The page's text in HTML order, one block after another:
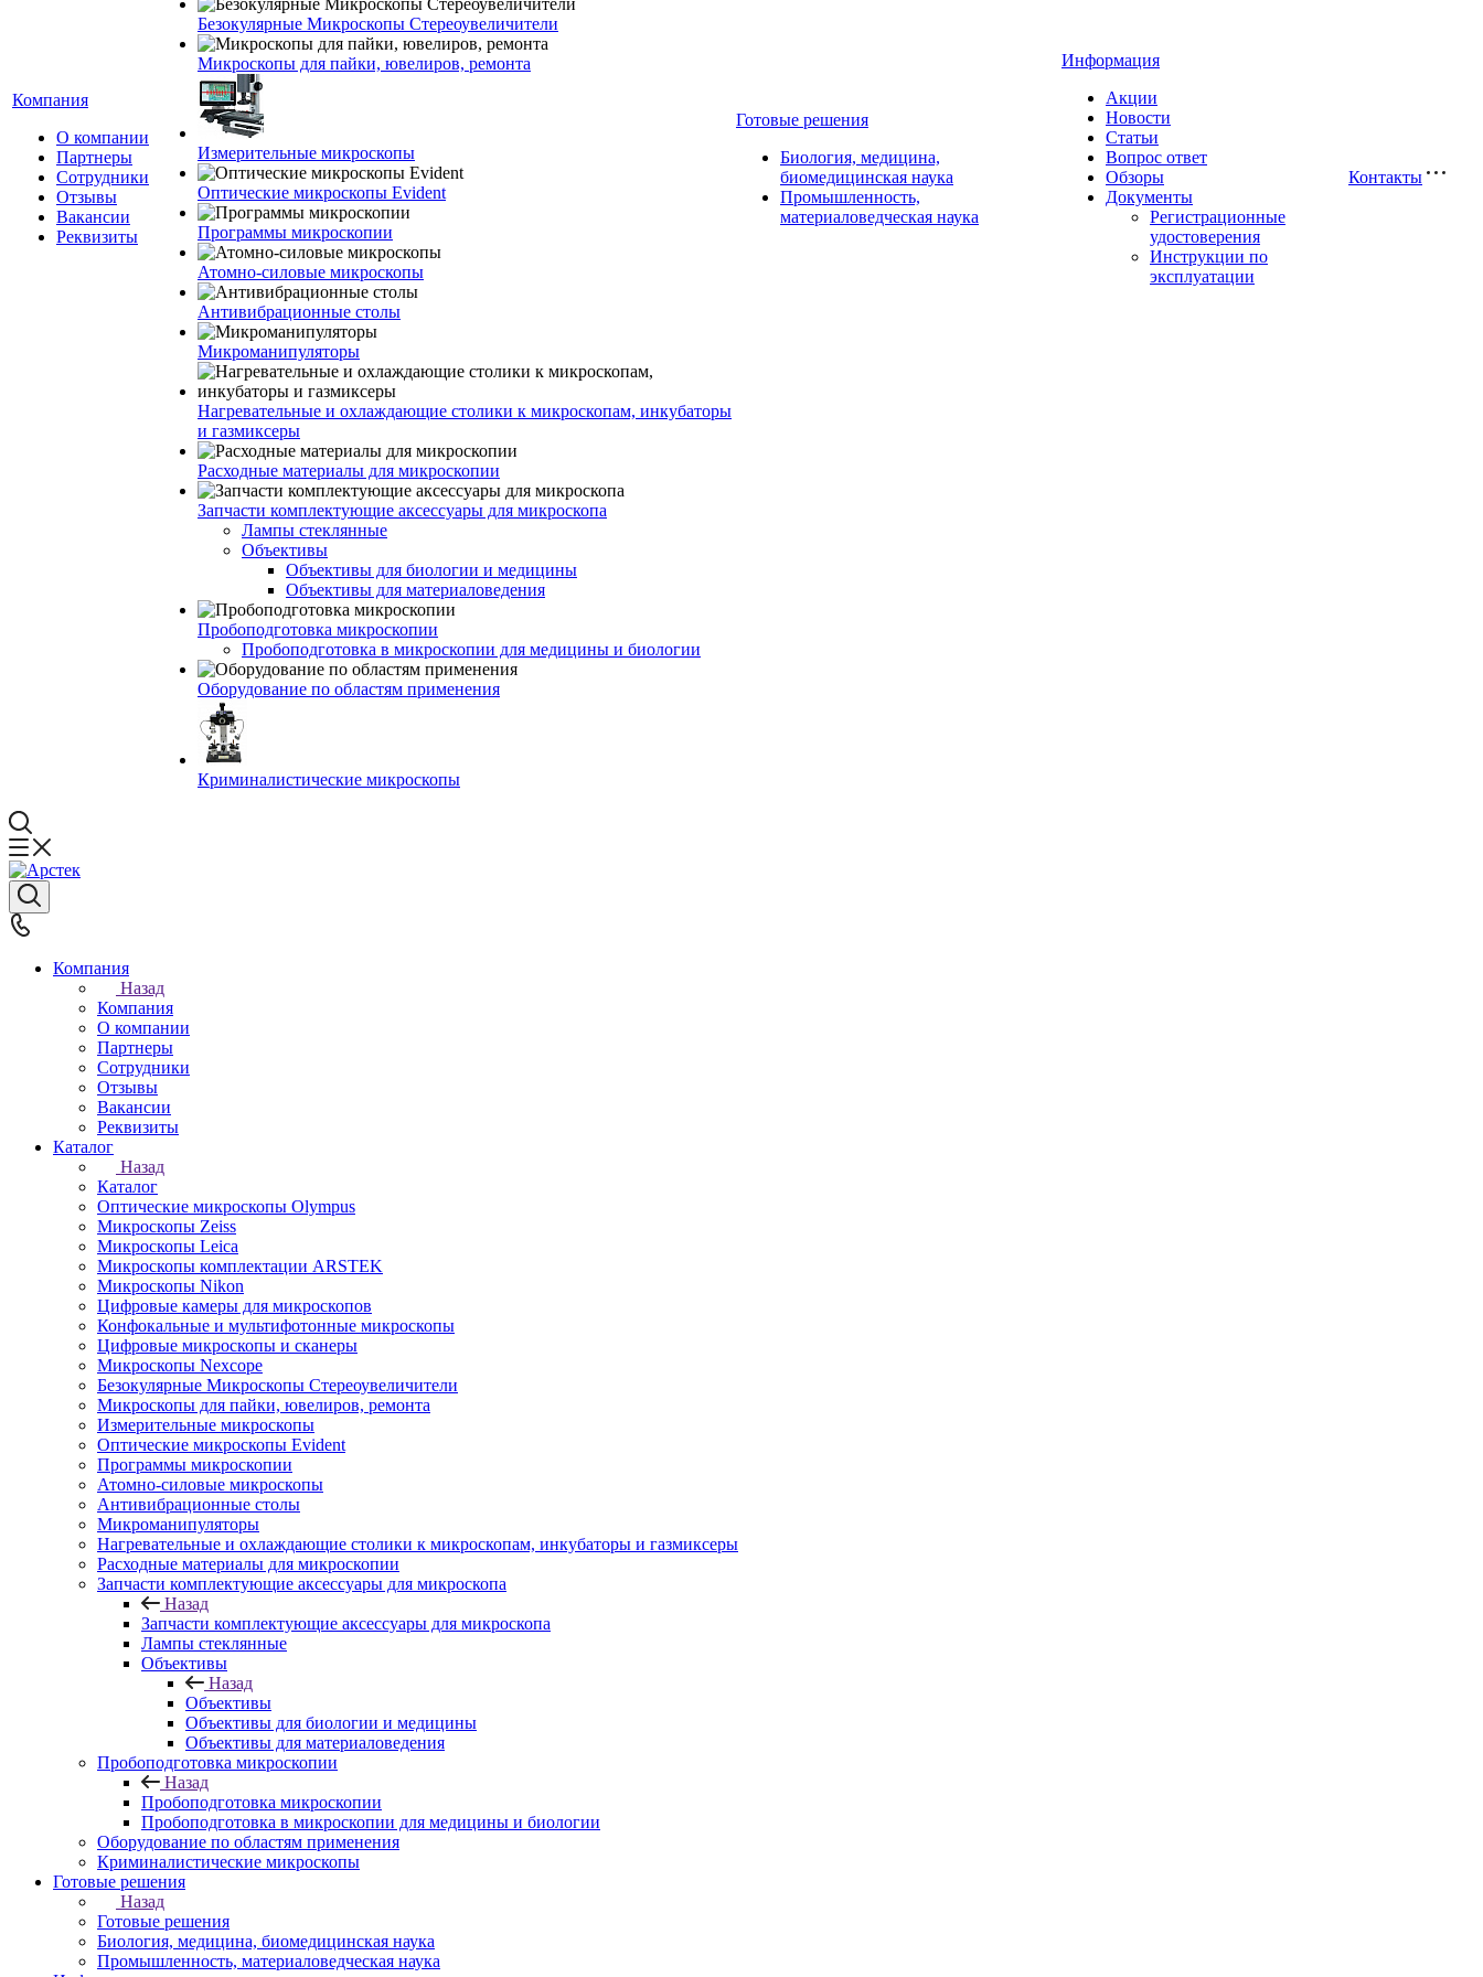
Компания
О компании
Партнеры
Сотрудники
Отзывы
Вакансии
Реквизиты
Безокулярные Микроскопы Стереоувеличители
Микроскопы для пайки, ювелиров, ремонта
Измерительные микроскопы
Оптические микроскопы Evident
Программы микроскопии
Атомно-силовые микроскопы
Антивибрационные столы
Микроманипуляторы
Нагревательные и охлаждающие столики к микроскопам, инкубаторы
и газмиксеры
Расходные материалы для микроскопии
Запчасти комплектующие аксессуары для микроскопа
Лампы стеклянные
Объективы
Объективы для биологии и медицины
Объективы для материаловедения
Пробоподготовка микроскопии
Пробоподготовка в микроскопии для медицины и биологии
Оборудование по областям применения
Криминалистические микроскопы
Готовые решения
Биология, медицина,
биомедицинская наука
Промышленность,
материаловедческая наука
Информация
Акции
Новости
Статьи
Вопрос ответ
Обзоры
Документы
Регистрационные
удостоверения
Инструкции по
эксплуатации
Контакты
Компания
Назад
Компания
О компании
Партнеры
Сотрудники
Отзывы
Вакансии
Реквизиты
Каталог
Назад
Каталог
Оптические микроскопы Olympus
Микроскопы Zeiss
Микроскопы Leica
Микроскопы комплектации ARSTEK
Микроскопы Nikon
Цифровые камеры для микроскопов
Конфокальные и мультифотонные микроскопы
Цифровые микроскопы и сканеры
Микроскопы Nexcope
Безокулярные Микроскопы Стереоувеличители
Микроскопы для пайки, ювелиров, ремонта
Измерительные микроскопы
Оптические микроскопы Evident
Программы микроскопии
Атомно-силовые микроскопы
Антивибрационные столы
Микроманипуляторы
Нагревательные и охлаждающие столики к микроскопам, инкубаторы и газмиксеры
Расходные материалы для микроскопии
Запчасти комплектующие аксессуары для микроскопа
Назад
Запчасти комплектующие аксессуары для микроскопа
Лампы стеклянные
Объективы
Назад
Объективы
Объективы для биологии и медицины
Объективы для материаловедения
Пробоподготовка микроскопии
Назад
Пробоподготовка микроскопии
Пробоподготовка в микроскопии для медицины и биологии
Оборудование по областям применения
Криминалистические микроскопы
Готовые решения
Назад
Готовые решения
Биология, медицина, биомедицинская наука
Промышленность, материаловедческая наука